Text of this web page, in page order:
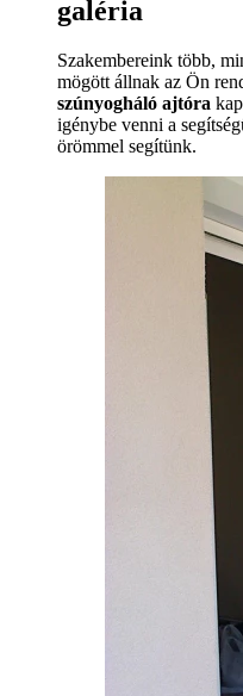
galéria
Szakembereink több,
mögött állnak az Ön
szúnyogháló ajtóra
igénybe venni a
örömmel segítünk.